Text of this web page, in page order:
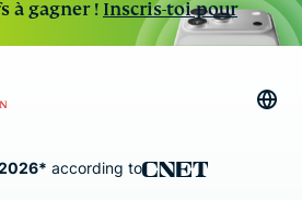
à gagner ! Inscris-toi pour
according to